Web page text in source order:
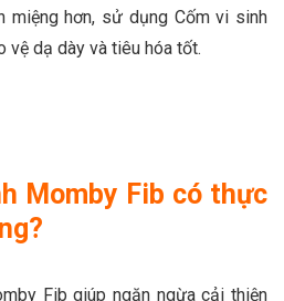
miệng hơn, sử dụng Cốm vi sinh
vệ dạ dày và tiêu hóa tốt.
Momby Fib có thực
Fib giúp ngăn ngừa cải thiện